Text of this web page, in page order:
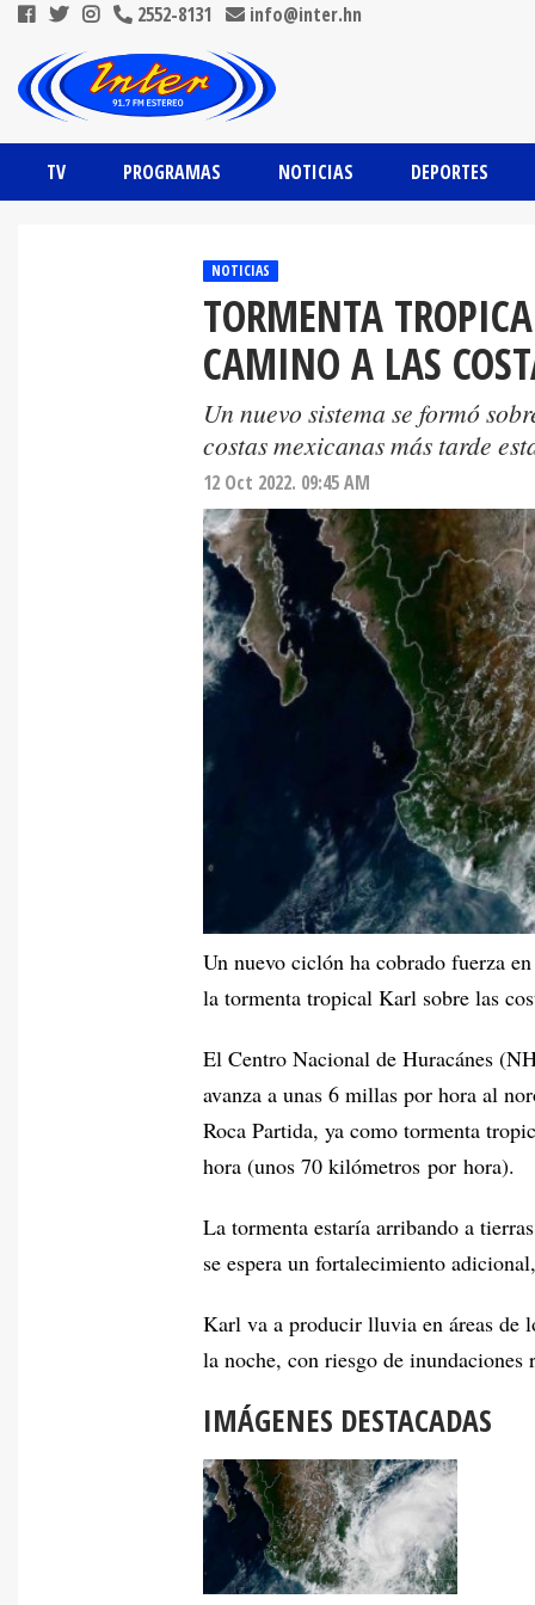
2552-8131 info@inter.hn
TV PROGRAMAS NOTICIAS DEPORTES
NOTICIAS
TORMENTA
CAMINO A LAS
Un nuevo sistema se formó
costas mexicanas más tarde
12 Oct 2022. 09:45 AM
Un nuevo ciclón ha cobrado fuerza
la tormenta tropical Karl sobre las
El Centro Nacional de Huracánes
avanza a unas 6 millas por hora al
Roca Partida, ya como tormenta
hora (unos 70 kilómetros por hora).
La tormenta estaría arribando a
se espera un fortalecimiento
Karl va a producir lluvia en áreas de
la noche, con riesgo de
IMÁGENES DESTACADAS